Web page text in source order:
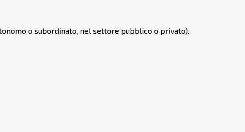
o subordinato, nel settore pubblico o privato).